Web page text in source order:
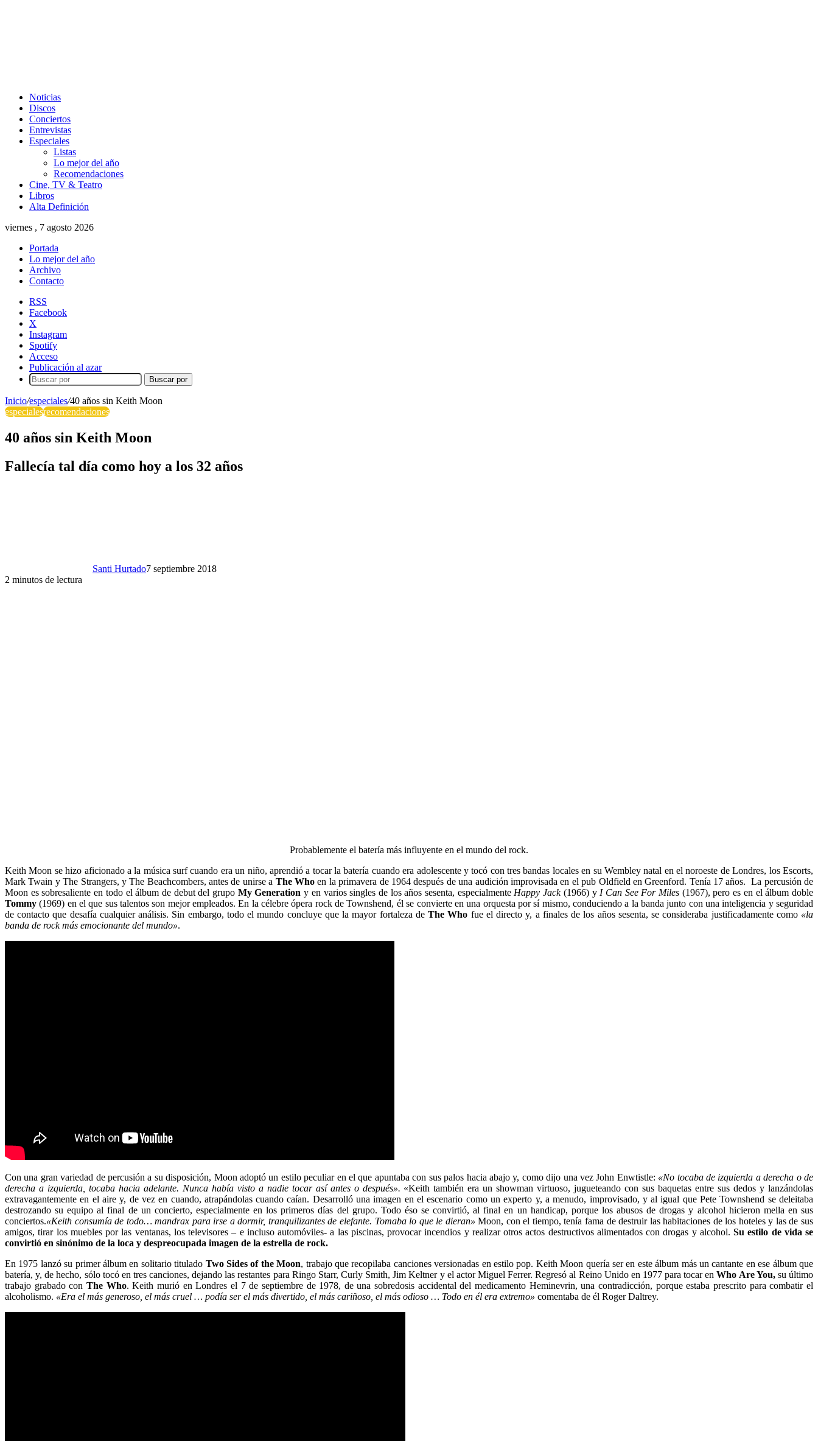
Noticias
Discos
Conciertos
Entrevistas
Especiales
Listas
Lo mejor del año
Recomendaciones
Cine, TV & Teatro
Libros
Alta Definición
viernes , 7 agosto 2026
Portada
Lo mejor del año
Archivo
Contacto
RSS
Facebook
X
Instagram
Spotify
Acceso
Publicación al azar
Buscar por
Inicio/especiales/40 años sin Keith Moon
especialesrecomendaciones
40 años sin Keith Moon
Fallecía tal día como hoy a los 32 años
Santi Hurtado7 septiembre 2018
2 minutos de lectura
Probablemente el batería más influyente en el mundo del rock.
Keith Moon se hizo aficionado a la música surf cuando era un niño, aprendió a tocar la batería cuando era adolescente y tocó con tres bandas locales en su Wembley natal en el noroeste de Londres, los Escorts,
Mark Twain y The Strangers, y The Beachcombers, antes de unirse a The Who en la primavera de 1964 después de una audición improvisada en el pub Oldfield en Greenford. Tenía 17 años. La percusión de
Moon es sobresaliente en todo el álbum de debut del grupo My Generation y en varios singles de los años sesenta, especialmente Happy Jack(1966) y I Can See For Miles (1967), pero es en el álbum doble
Tommy (1969) en el que sus talentos son mejor empleados. En la célebre ópera rock de Townshend, él se convierte en una orquesta por sí mismo, conduciendo a la banda junto con una inteligencia y seguridad
de contacto que desafía cualquier análisis. Sin embargo, todo el mundo concluye que la mayor fortaleza deThe Who fue el directo y, a finales de los años sesenta, se consideraba justificadamente como «la
banda de rock más emocionante del mundo».
Con una gran variedad de percusión a su disposición, Moon adoptó un estilo peculiar en el que apuntaba con sus palos hacia abajo y, como dijo una vez John Enwtistle: «No tocaba de izquierda a derecha o de
derecha a izquierda, tocaba hacia adelante. Nunca había visto a nadie tocar así antes o después». «Keith también era un showman virtuoso, jugueteando con sus baquetas entre sus dedos y lanzándolas
extravagantemente en el aire y, de vez en cuando, atrapándolas cuando caían. Desarrolló una imagen en el escenario como un experto y, a menudo, improvisado, y al igual que Pete Townshend se deleitaba
destrozando su equipo al final de un concierto, especialmente en los primeros días del grupo. Todo éso se convirtió, al final en un handicap, porque los abusos de drogas y alcohol hicieron mella en sus
conciertos.«Keith consumía de todo… mandrax para irse a dormir, tranquilizantes de elefante. Tomaba lo que le dieran» Moon, con el tiempo, tenía fama de destruir las habitaciones de los hoteles y las de sus
amigos, tirar los muebles por las ventanas, los televisores – e incluso automóviles- a las piscinas, provocar incendios y realizar otros actos destructivos alimentados con drogas y alcohol. Su estilo de vida se
convirtió en sinónimo de la loca y despreocupada imagen de la estrella de rock.
En 1975 lanzó su primer álbum en solitario titulado Two Sides of the Moon, trabajo que recopilaba canciones versionadas en estilo pop. Keith Moon quería ser en este álbum más un cantante en ese álbum que
batería, y, de hecho, sólo tocó en tres canciones, dejando las restantes para Ringo Starr, Curly Smith, Jim Keltner y el actor Miguel Ferrer. Regresó al Reino Unido en 1977 para tocar enWho Are You,su último
trabajo grabado con The Who. Keith murió en Londres el 7 de septiembre de 1978, de una sobredosis accidental del medicamento Heminevrin, una contradicción, porque estaba prescrito para combatir el
alcoholismo. «Era el más generoso, el más cruel … podía ser el más divertido, el más cariñoso, el más odioso … Todo en él era extremo» comentaba de él Roger Daltrey.